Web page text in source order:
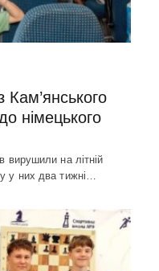
Кам’янського
німецького
вирушили на літній
у них два тижні…